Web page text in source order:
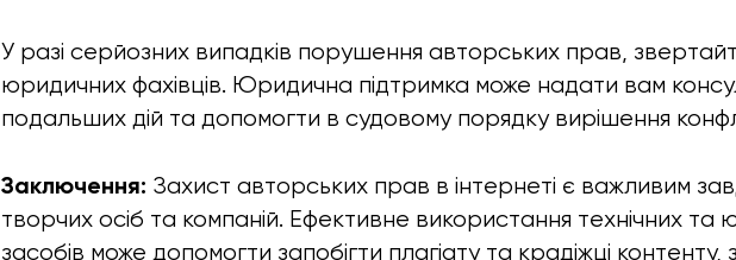
У разі серйозних випадків порушення авторських прав,
юридичних фахівців. Юридична підтримка може надати вам
подальших дій та допомогти в судовому порядку вирішення
Заключення: Захист авторських прав в інтернеті є важливим
творчих осіб та компаній. Ефективне використання технічних та
засобів може допомогти запобігти плагіату та крадіжці